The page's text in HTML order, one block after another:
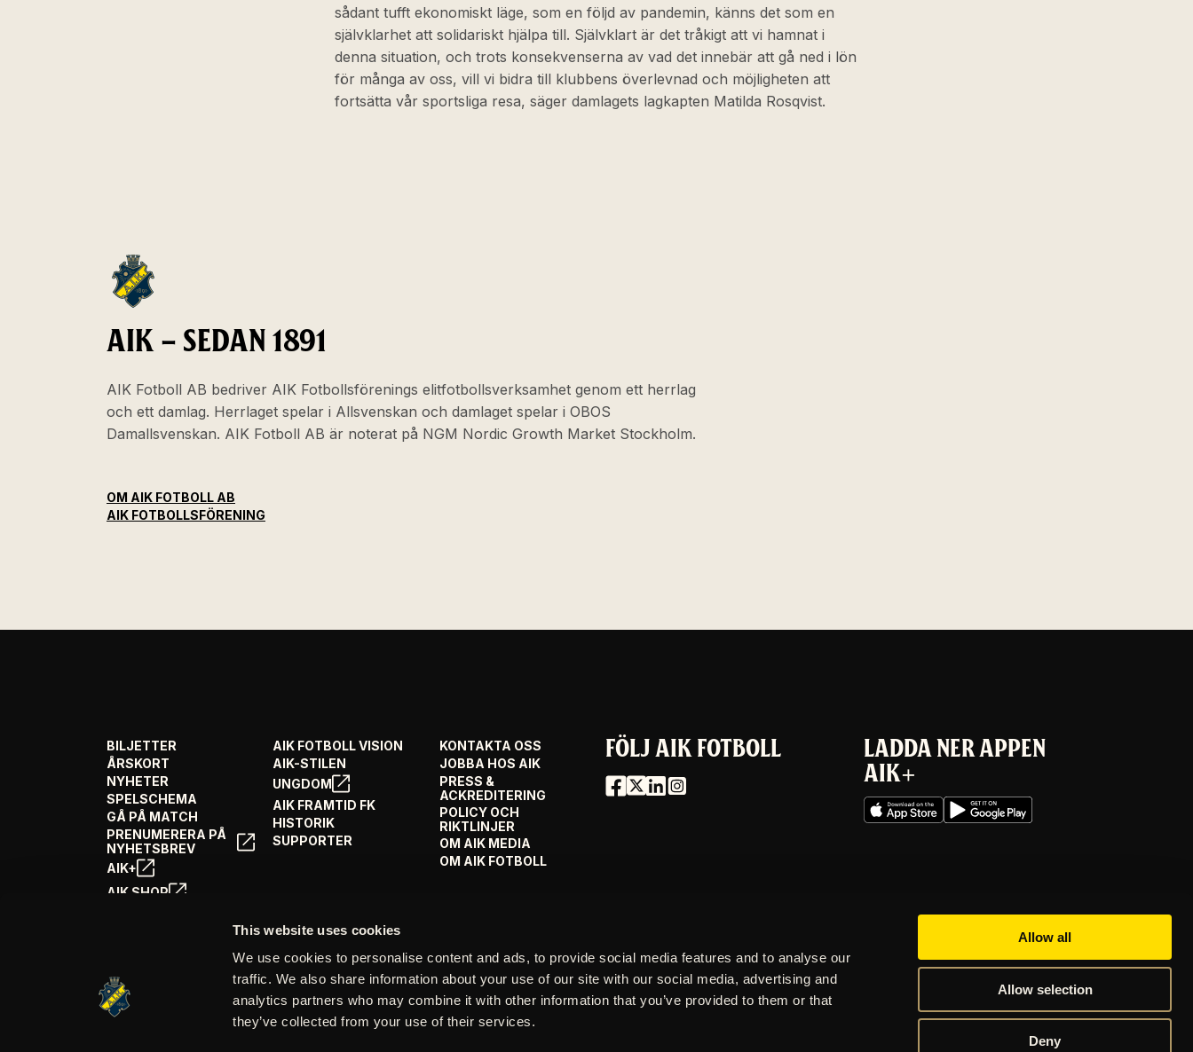
This website uses cookies
We use cookies to personalise content and ads, to provide social media features and to analyse our
traffic. We also share information about your use of our site with our social media, advertising and
analytics partners who may combine it with other information that you’ve provided to them or that
they’ve collected from your use of their services.
Allow all
Allow selection
Deny
sådant tufft ekonomiskt läge, som en följd av pandemin, känns det som en
självklarhet att solidariskt hjälpa till. Självklart är det tråkigt att vi hamnat i
denna situation, och trots konsekvenserna av vad det innebär att gå ned i lön
för många av oss, vill vi bidra till klubbens överlevnad och möjligheten att
fortsätta vår sportsliga resa, säger damlagets lagkapten Matilda Rosqvist.
AIK – SEDAN 1891
AIK Fotboll AB bedriver AIK Fotbollsförenings elitfotbollsverksamhet genom ett herrlag
och ett damlag. Herrlaget spelar i Allsvenskan och damlaget spelar i OBOS
Damallsvenskan. AIK Fotboll AB är noterat på NGM Nordic Growth Market Stockholm.
OM AIK FOTBOLL AB
AIK FOTBOLLSFÖRENING
BILJETTER
ÅRSKORT
NYHETER
SPELSCHEMA
GÅ PÅ MATCH
PRENUMERERA PÅ
NYHETSBREV
AIK+
AIK SHOP
AIK FOTBOLL VISION
AIK-STILEN
UNGDOM
AIK FRAMTID FK
HISTORIK
SUPPORTER
KONTAKTA OSS
JOBBA HOS AIK
PRESS &
ACKREDITERING
POLICY OCH
RIKTLINJER
OM AIK MEDIA
OM AIK FOTBOLL
FÖLJ AIK FOTBOLL
LADDA NER APPEN
AIK+